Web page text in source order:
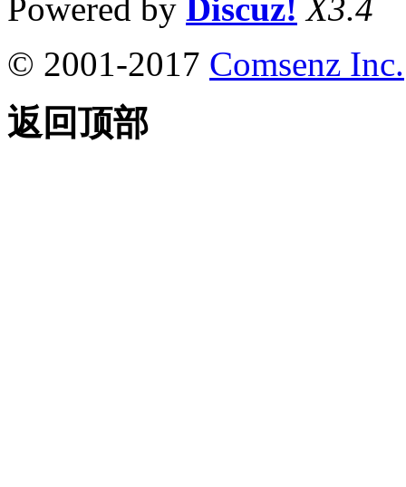
Powered by Discuz! X3.4
© 2001-2017 Comsenz Inc.
返回顶部